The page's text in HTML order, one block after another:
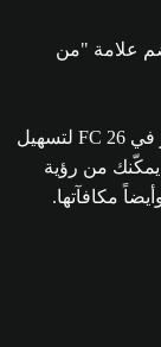
تم إعادة تصميم قائمة اللعب في FUT من الجذور في FC 26 لتسهيل
يمكّنك من رؤية
مكافآتها.